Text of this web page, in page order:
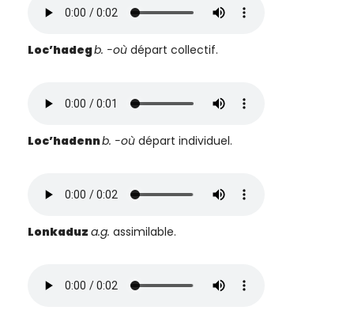
Loc’hadegb. -où départ collectif.
Loc’hadennb. -où départ individuel.
Lonkaduz a.g. assimilable.